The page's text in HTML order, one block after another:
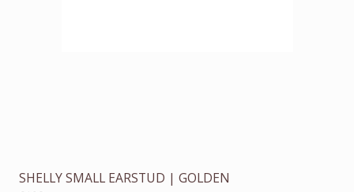
SHELLY SMALL EARSTUD | GOLDEN